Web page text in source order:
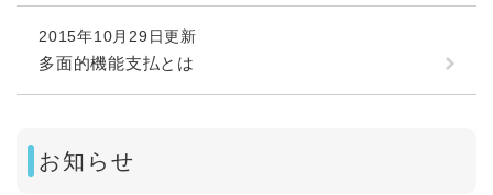
2015年10月29日更新
多面的機能支払とは
お知らせ